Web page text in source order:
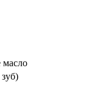
масло